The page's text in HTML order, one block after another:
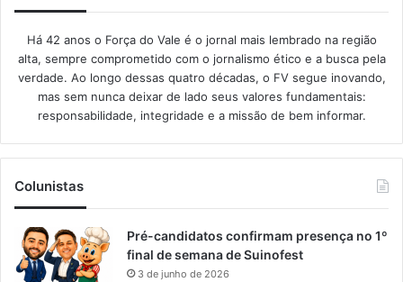
Há 42 anos o Força do Vale é o jornal mais lembrado na região
alta, sempre comprometido com o jornalismo ético e a busca pela
verdade. Ao longo dessas quatro décadas, o FV segue inovando,
mas sem nunca deixar de lado seus valores fundamentais:
responsabilidade, integridade e a missão de bem informar.​
Colunistas
Pré-candidatos confirmam presença no 1º
final de semana de Suinofest
3 de junho de 2026